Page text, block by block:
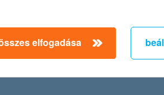
elfogadása